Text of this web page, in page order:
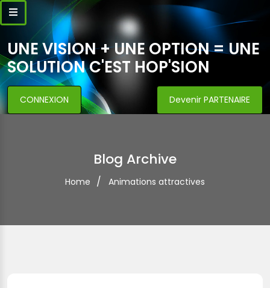
UNE VISION + UNE OPTION = UNE
SOLUTION C'EST HOP'SION
CONNEXION Devenir PARTENAIRE
Blog Archive
Home Animations attractives